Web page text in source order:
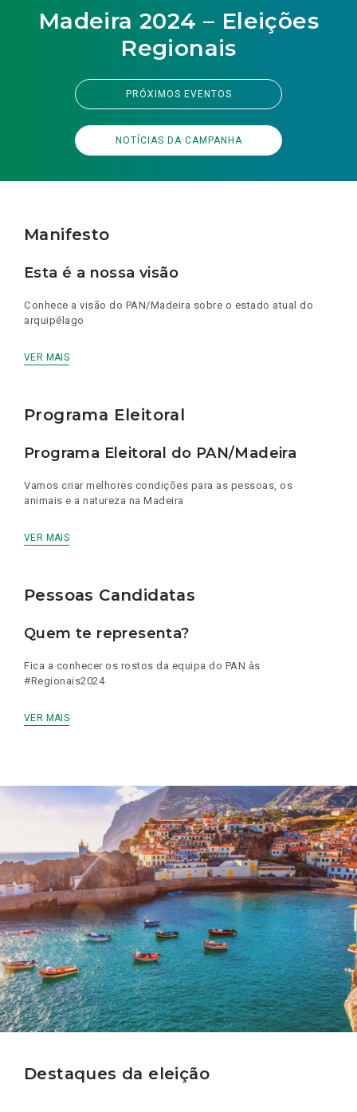
Madeira 2024 – Eleições
Regionais
PRÓXIMOS EVENTOS
NOTÍCIAS DA CAMPANHA
Manifesto
Esta é a nossa visão
Conhece a visão do PAN/Madeira sobre o estado atual do
arquipélago
VER MAIS
Programa Eleitoral
Programa Eleitoral do PAN/Madeira
Vamos criar melhores condições para as pessoas, os
animais e a natureza na Madeira
VER MAIS
Pessoas Candidatas
Quem te representa?
Fica a conhecer os rostos da equipa do PAN às
#Regionais2024
VER MAIS
Destaques da eleição